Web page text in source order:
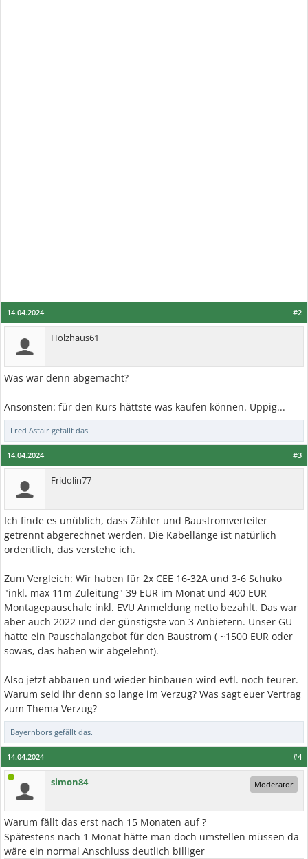
#2
14.04.2024
Holzhaus61
Was war denn abgemacht?
Ansonsten: für den Kurs hättste was kaufen können. Üppig...
Fred Astair gefällt das.
#3
14.04.2024
Fridolin77
Ich finde es unüblich, dass Zähler und Baustromverteiler
getrennt abgerechnet werden. Die Kabellänge ist natürlich
ordentlich, das verstehe ich.
Zum Vergleich: Wir haben für 2x CEE 16-32A und 3-6 Schuko
"inkl. max 11m Zuleitung" 39 EUR im Monat und 400 EUR
Montagepauschale inkl. EVU Anmeldung netto bezahlt. Das war
aber auch 2022 und der günstigste von 3 Anbietern. Unser GU
hatte ein Pauschalangebot für den Baustrom ( ~1500 EUR oder
sowas, das haben wir abgelehnt).
Also jetzt abbauen und wieder hinbauen wird evtl. noch teurer.
Warum seid ihr denn so lange im Verzug? Was sagt euer Vertrag
zum Thema Verzug?
Bayernbors gefällt das.
#4
14.04.2024
simon84 Moderator
Warum fällt das erst nach 15 Monaten auf ?
Spätestens nach 1 Monat hätte man doch umstellen müssen da
wäre ein normal Anschluss deutlich billiger